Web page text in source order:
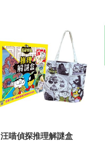
汪喵偵探推理解謎盒